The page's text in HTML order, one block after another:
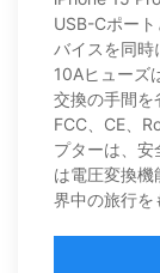
USB-Cポー
バイスを同時
10Aヒューズ
交換の手間を
FCC、CE、
プターは、
は電圧変換
界中の旅行を